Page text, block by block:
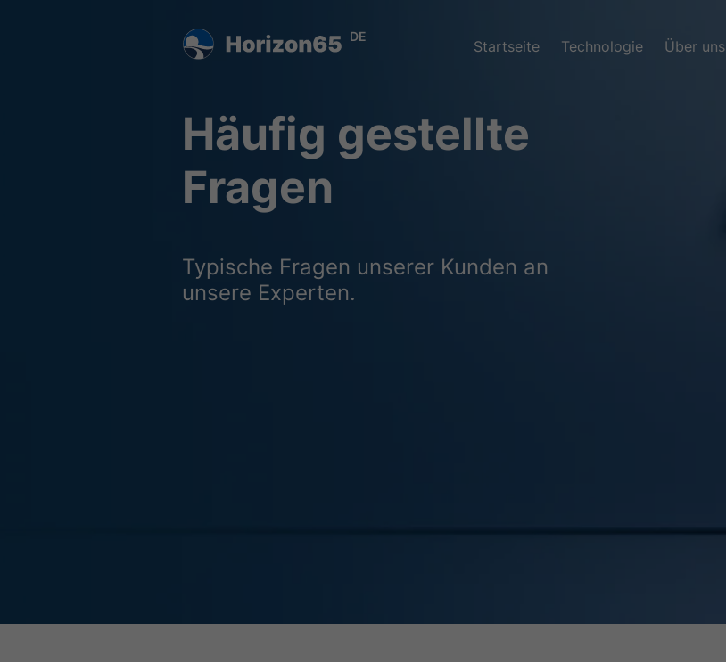
DE
Startseite Technologie Über uns
Häufig gestellte
Fragen
Typische Fragen unserer Kunden an
unsere Experten.